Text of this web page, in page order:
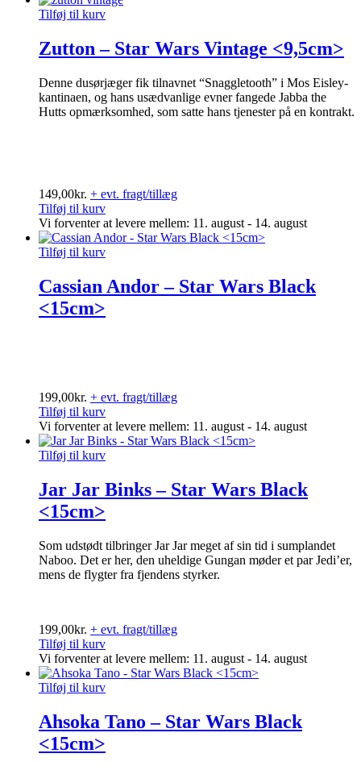
Tilføj til kurv
Zutton – Star Wars Vintage <9,5cm>
Denne dusørjæger fik tilnavnet “Snaggletooth” i Mos Eisley-
kantinaen, og hans usædvanlige evner fangede Jabba the
Hutts opmærksomhed, som satte hans tjenester på en kontrakt.
149,00kr. + evt. fragt/tillæg
Tilføj til kurv
Vi forventer at levere mellem: 11. august - 14. august
Tilføj til kurv
Cassian Andor – Star Wars Black
<15cm>
199,00kr. + evt. fragt/tillæg
Tilføj til kurv
Vi forventer at levere mellem: 11. august - 14. august
Tilføj til kurv
Jar Jar Binks – Star Wars Black
<15cm>
Som udstødt tilbringer Jar Jar meget af sin tid i sumplandet
Naboo. Det er her, den uheldige Gungan møder et par Jedi’er,
mens de flygter fra fjendens styrker.
199,00kr. + evt. fragt/tillæg
Tilføj til kurv
Vi forventer at levere mellem: 11. august - 14. august
Tilføj til kurv
Ahsoka Tano – Star Wars Black
<15cm>